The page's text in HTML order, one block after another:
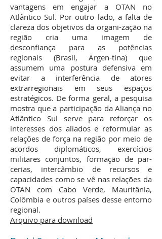
vantagens em engajar a OTAN no
Atlântico Sul. Por outro lado, a falta de
clareza dos objetivos da organi-zação na
região cria uma imagem de
desconfiança para as potências
regionais (Brasil, Argen-tina) que
assumem uma postura defensiva em
evitar a interferência de atores
extrarregionais em seus espaços
estratégicos. De forma geral, a pesquisa
mostra que a participação da Aliança no
Atlântico Sul serve para reforçar os
interesses dos aliados e reformular as
relações de força na região por meio de
acordos diplomáticos, exercícios
militares conjuntos, formação de par-
cerias, intercâmbio de recursos e
capacidades como se vê nas relações da
OTAN com Cabo Verde, Mauritânia,
Colômbia e outros países desse entorno
regional.
Arquivo para download​